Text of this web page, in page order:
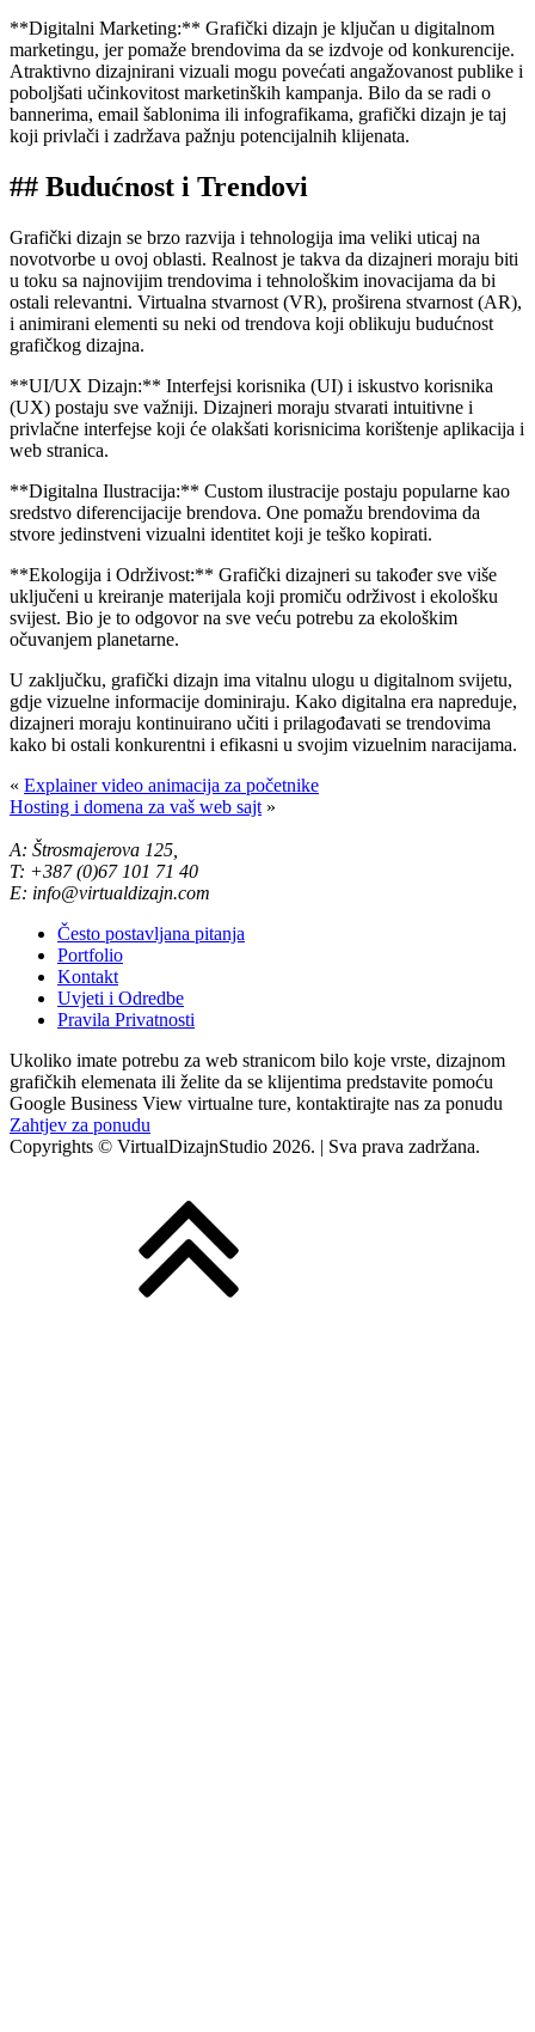
**Digitalni Marketing:** Grafički dizajn je ključan u digitalnom
marketingu, jer pomaže brendovima da se izdvoje od konkurencije.
Atraktivno dizajnirani vizuali mogu povećati angažovanost publike i
poboljšati učinkovitost marketinških kampanja. Bilo da se radi o
bannerima, email šablonima ili infografikama, grafički dizajn je taj
koji privlači i zadržava pažnju potencijalnih klijenata.
## Budućnost i Trendovi
Grafički dizajn se brzo razvija i tehnologija ima veliki uticaj na
novotvorbe u ovoj oblasti. Realnost je takva da dizajneri moraju biti
u toku sa najnovijim trendovima i tehnološkim inovacijama da bi
ostali relevantni. Virtualna stvarnost (VR), proširena stvarnost (AR),
i animirani elementi su neki od trendova koji oblikuju budućnost
grafičkog dizajna.
**UI/UX Dizajn:** Interfejsi korisnika (UI) i iskustvo korisnika
(UX) postaju sve važniji. Dizajneri moraju stvarati intuitivne i
privlačne interfejse koji će olakšati korisnicima korištenje aplikacija i
web stranica.
**Digitalna Ilustracija:** Custom ilustracije postaju popularne kao
sredstvo diferencijacije brendova. One pomažu brendovima da
stvore jedinstveni vizualni identitet koji je teško kopirati.
**Ekologija i Održivost:** Grafički dizajneri su također sve više
uključeni u kreiranje materijala koji promiču održivost i ekološku
svijest. Bio je to odgovor na sve veću potrebu za ekološkim
očuvanjem planetarne.
U zaključku, grafički dizajn ima vitalnu ulogu u digitalnom svijetu,
gdje vizuelne informacije dominiraju. Kako digitalna era napreduje,
dizajneri moraju kontinuirano učiti i prilagođavati se trendovima
kako bi ostali konkurentni i efikasni u svojim vizuelnim naracijama.
« Explainer video animacija za početnike
Hosting i domena za vaš web sajt »
A: Štrosmajerova 125,
T: +387 (0)67 101 71 40
E: info@virtualdizajn.com
Često postavljana pitanja
Portfolio
Kontakt
Uvjeti i Odredbe
Pravila Privatnosti
Ukoliko imate potrebu za web stranicom bilo koje vrste, dizajnom
grafičkih elemenata ili želite da se klijentima predstavite pomoću
Google Business View virtualne ture, kontaktirajte nas za ponudu
Zahtjev za ponudu
Copyrights © VirtualDizajnStudio 2026. | Sva prava zadržana.